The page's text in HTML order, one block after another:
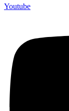
Youtube